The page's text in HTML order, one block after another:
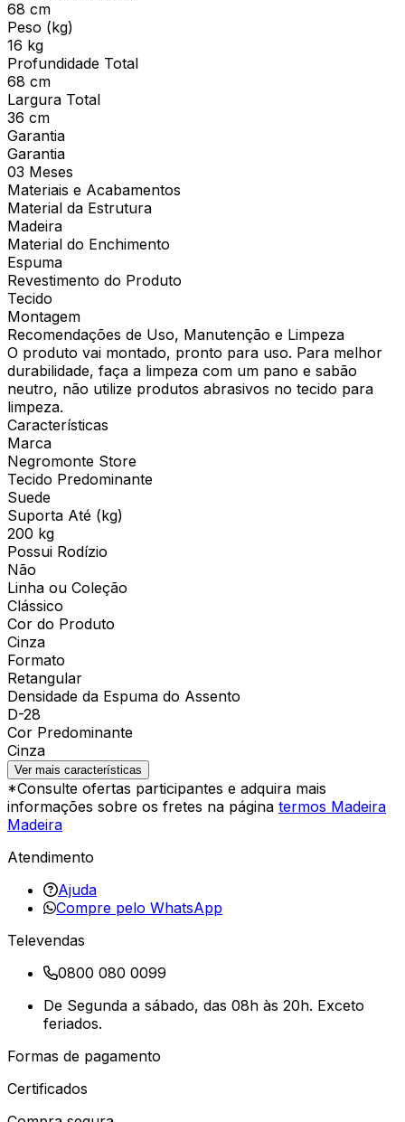
68 cm
Peso (kg)
16 kg
Profundidade Total
68 cm
Largura Total
36 cm
Garantia
Garantia
03 Meses
Materiais e Acabamentos
Material da Estrutura
Madeira
Material do Enchimento
Espuma
Revestimento do Produto
Tecido
Montagem
Recomendações de Uso, Manutenção e Limpeza
O produto vai montado, pronto para uso. Para melhor
durabilidade, faça a limpeza com um pano e sabão
neutro, não utilize produtos abrasivos no tecido para
limpeza.
Características
Marca
Negromonte Store
Tecido Predominante
Suede
Suporta Até (kg)
200 kg
Possui Rodízio
Não
Linha ou Coleção
Clássico
Cor do Produto
Cinza
Formato
Retangular
Densidade da Espuma do Assento
D-28
Cor Predominante
Cinza
Ver mais características
*Consulte ofertas participantes e adquira mais
informações sobre os fretes na página termos Madeira
Madeira
Atendimento
Ajuda
Compre pelo WhatsApp
Televendas
0800 080 0099
De Segunda a sábado, das 08h às 20h. Exceto
feriados.
Formas de pagamento
Certificados